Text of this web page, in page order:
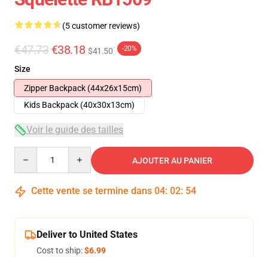
(5 customer reviews)
€47.73 €38.18 $41.50 -20%
Size
Zipper Backpack (44x26x15cm)
Kids Backpack (40x30x13cm)
Voir le guide des tailles
AJOUTER AU PANIER
Cette vente se termine dans 04: 02: 54
Deliver to United States
Cost to ship:$6.99